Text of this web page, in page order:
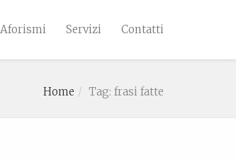
Aforismi Servizi Contatti
Home Tag: frasi fatte